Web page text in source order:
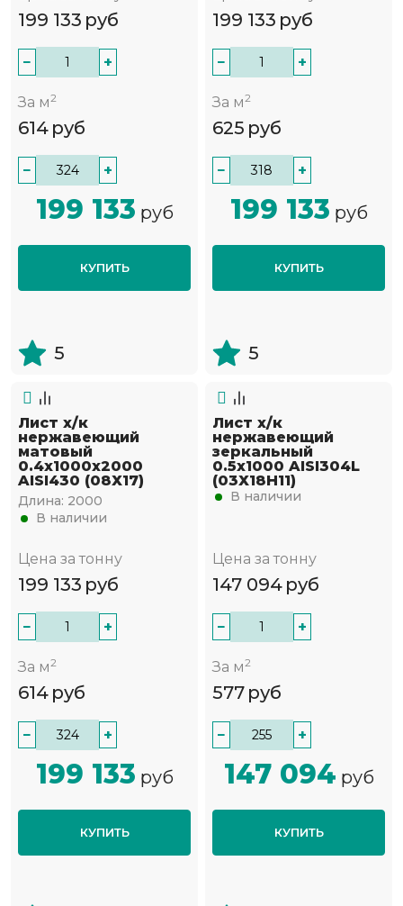
199 133 руб
− +
За м2
614 руб
− +
199 133 руб
КУПИТЬ
5
199 133 руб
− +
За м2
625 руб
− +
199 133 руб
КУПИТЬ
5
Лист х/к
нержавеющий
матовый
0.4х1000х2000
AISI430 (08Х17)
Длина: 2000
В наличии
Цена за тонну
199 133 руб
− +
За м2
614 руб
− +
199 133 руб
КУПИТЬ
Лист х/к
нержавеющий
зеркальный
0.5х1000 AISI304L
(03Х18Н11)
В наличии
Цена за тонну
147 094 руб
− +
За м2
577 руб
− +
147 094 руб
КУПИТЬ